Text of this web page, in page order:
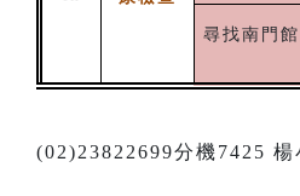
尋找南門館
(02)23822699分機7425 楊